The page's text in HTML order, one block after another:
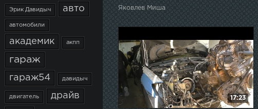
Эрик Давидыч авто
автомобили
академик акпп
гараж
гараж54 давидыч
двигатель драйв
рублей. Эпизод 4.
Яковлев Миша
17:23